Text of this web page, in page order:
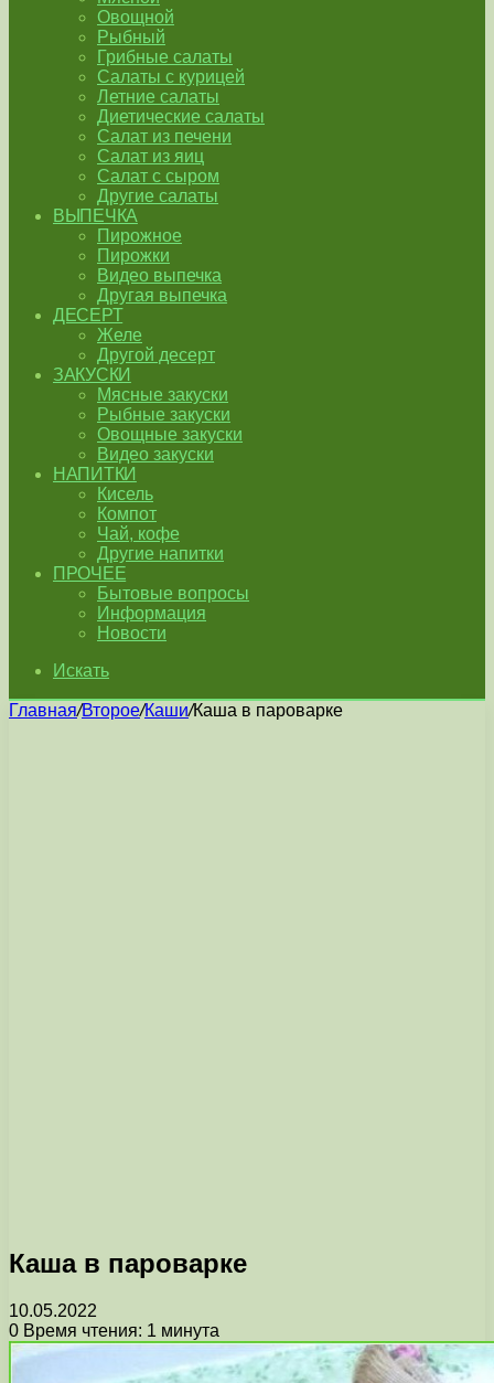
Овощной
Рыбный
Грибные салаты
Салаты с курицей
Летние салаты
Диетические салаты
Салат из печени
Салат из яиц
Салат с сыром
Другие салаты
ВЫПЕЧКА
Пирожное
Пирожки
Видео выпечка
Другая выпечка
ДЕСЕРТ
Желе
Другой десерт
ЗАКУСКИ
Мясные закуски
Рыбные закуски
Овощные закуски
Видео закуски
НАПИТКИ
Кисель
Компот
Чай, кофе
Другие напитки
ПРОЧЕЕ
Бытовые вопросы
Информация
Новости
Искать
Главная/Второе/Каши/Каша в пароварке
Каша в пароварке
10.05.2022
0 Время чтения: 1 минута